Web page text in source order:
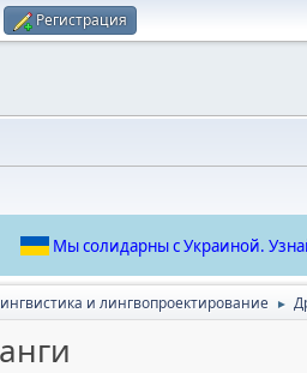
Регистрация
Мы солидарны с Украиной.
и лингвопроектирование ►